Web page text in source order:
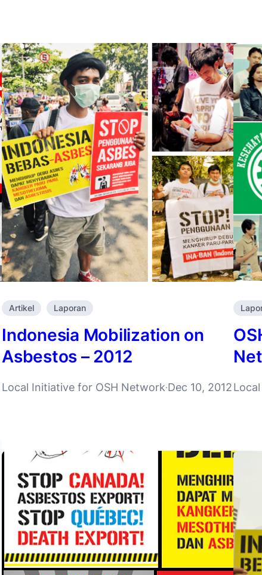
Artikel Laporan
Indonesia Mobilization on
Asbestos – 2012
Local Initiative for OSH Network·Dec 10, 2012